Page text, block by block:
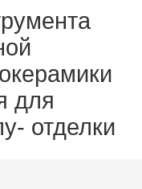
для
отделки